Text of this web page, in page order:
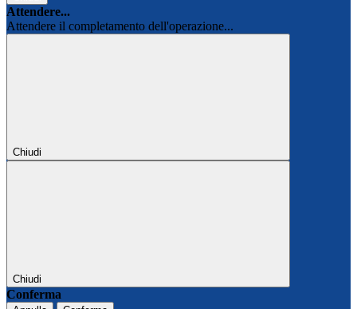
Attendere...
Attendere il completamento dell'operazione...
Chiudi
Chiudi
Conferma